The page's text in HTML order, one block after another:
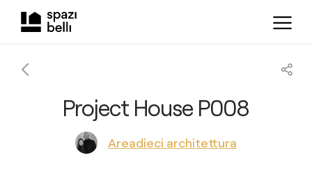
Project House P008
Areadieci architettura